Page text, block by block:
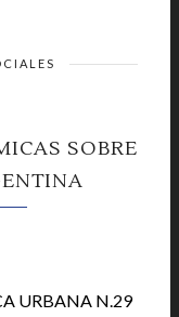
SOBRE
URBANA N.29